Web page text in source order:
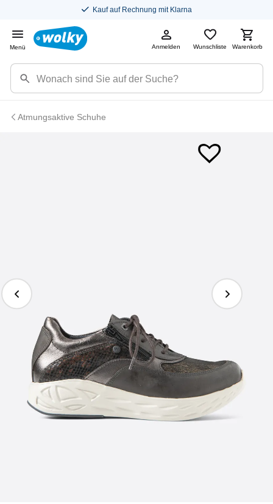
Kostenloser Versand in DE
Menü Anmelden Wunschliste Warenkorb
Atmungsaktive Schuhe